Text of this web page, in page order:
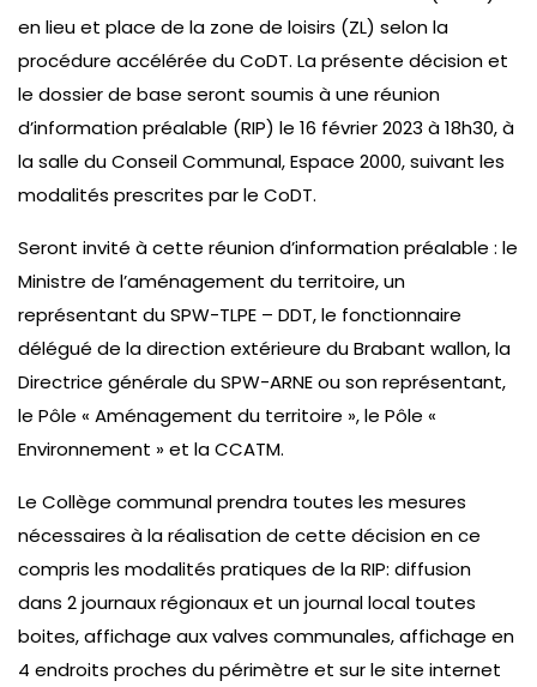
en lieu et place de la zone de loisirs (ZL) selon la
procédure accélérée du CoDT. La présente décision et
le dossier de base seront soumis à une réunion
d’information préalable (RIP) le 16 février 2023 à 18h30, à
la salle du Conseil Communal, Espace 2000, suivant les
modalités prescrites par le CoDT.
Seront invité à cette réunion d’information préalable : le
Ministre de l’aménagement du territoire, un
représentant du SPW-TLPE – DDT, le fonctionnaire
délégué de la direction extérieure du Brabant wallon, la
Directrice générale du SPW-ARNE ou son représentant,
le Pôle « Aménagement du territoire », le Pôle «
Environnement » et la CCATM.
Le Collège communal prendra toutes les mesures
nécessaires à la réalisation de cette décision en ce
compris les modalités pratiques de la RIP: diffusion
dans 2 journaux régionaux et un journal local toutes
boites, affichage aux valves communales, affichage en
4 endroits proches du périmètre et sur le site internet